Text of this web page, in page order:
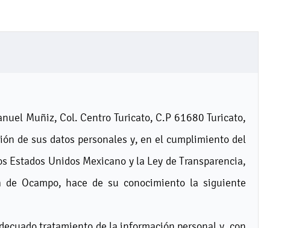
Muñiz, Col. Centro Turicato, C.P 61680 Turicato,
de sus datos personales y, en el cumplimiento del
Unidos Mexicano y la Ley de Transparencia,
Ocampo, hace de su conocimiento la siguiente